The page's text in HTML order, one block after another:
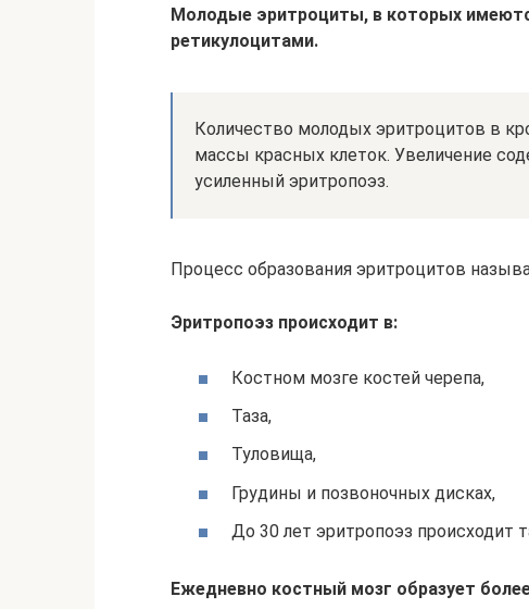
Молодые эритроциты, в которых
ретикулоцитами.
Количество молодых эритроцитов в
массы красных клеток. Увеличение
усиленный эритропоэз.
Процесс образования эритроцитов
Эритропоэз происходит в:
Костном мозге костей черепа,
Таза,
Туловища,
Грудины и позвоночных дисках,
До 30 лет эритропоэз происходит
Ежедневно костный мозг образует